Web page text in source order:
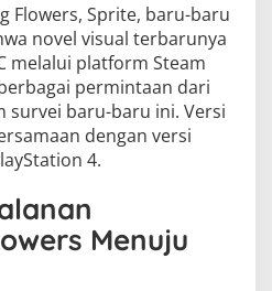
Flowers, Sprite, baru-baru
novel visual terbarunya
melalui platform Steam
permintaan dari
survei baru-baru ini. Versi
dengan versi
4.
Menuju